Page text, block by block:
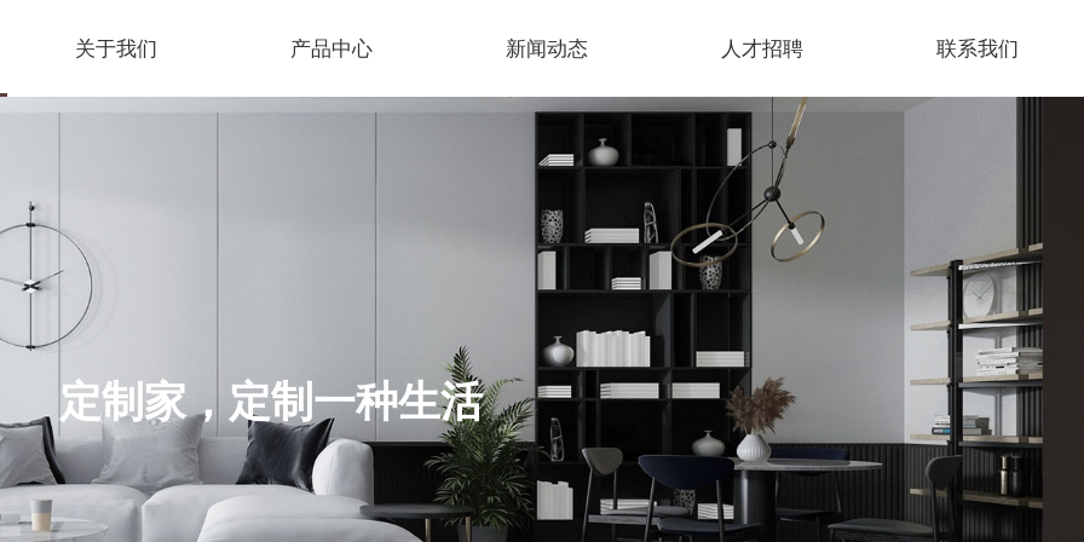
关于我们 产品中心 新闻动态 人才招聘 联系我们
定制家，定制一种生活